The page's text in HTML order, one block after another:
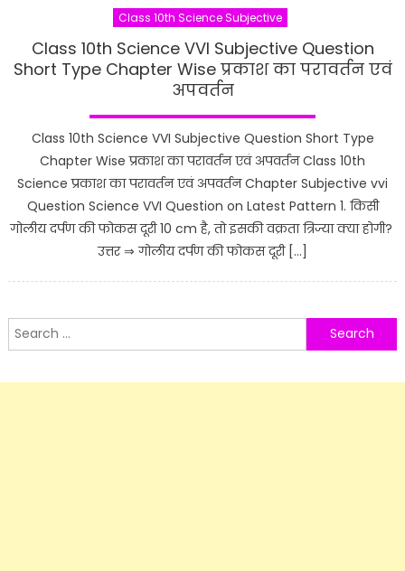
Class 10th Science Subjective
Class 10th Science VVI Subjective Question
Short Type Chapter Wise प्रकाश का परावर्तन एवं
अपवर्तन
Class 10th Science VVI Subjective Question Short Type
Chapter Wise प्रकाश का परावर्तन एवं अपवर्तन Class 10th
Science प्रकाश का परावर्तन एवं अपवर्तन Chapter Subjective vvi
Question Science VVI Question on Latest Pattern 1. किसी
गोलीय दर्पण की फोकस दूरी 10 cm है, तो इसकी वक्रता त्रिज्या क्या होगी?
उत्तर ⇒ गोलीय दर्पण की फोकस दूरी […]
Search
for: